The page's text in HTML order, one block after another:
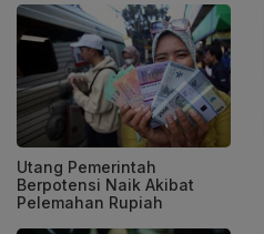
Utang Pemerintah
Berpotensi Naik Akibat
Pelemahan Rupiah